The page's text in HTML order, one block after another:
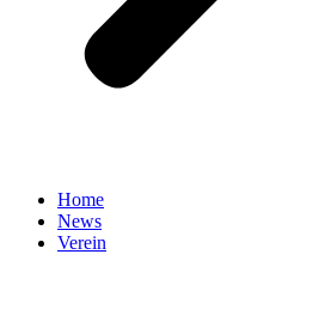
Home
News
Verein